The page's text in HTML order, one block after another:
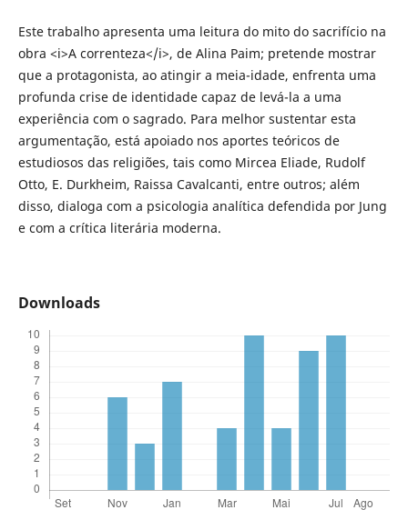
Este trabalho apresenta uma leitura do mito do sacrifício na
obra <i>A correnteza</i>, de Alina Paim; pretende mostrar
que a protagonista, ao atingir a meia-idade, enfrenta uma
profunda crise de identidade capaz de levá-la a uma
experiência com o sagrado. Para melhor sustentar esta
argumentação, está apoiado nos aportes teóricos de
estudiosos das religiões, tais como Mircea Eliade, Rudolf
Otto, E. Durkheim, Raissa Cavalcanti, entre outros; além
disso, dialoga com a psicologia analítica defendida por Jung
e com a crítica literária moderna.
Downloads